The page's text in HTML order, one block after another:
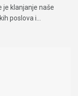
je klanjanje naše
poslova i...